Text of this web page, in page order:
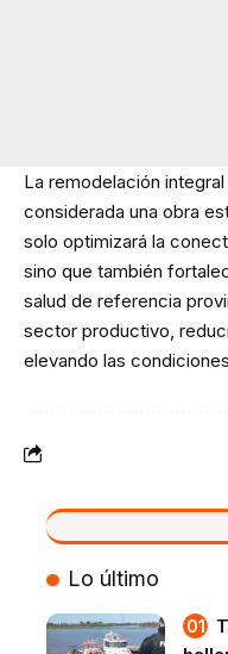
La remodelación
considerada una obra
solo optimizará la
sino que también
salud de referencia
sector productivo,
elevando las
VIVO
Lo último